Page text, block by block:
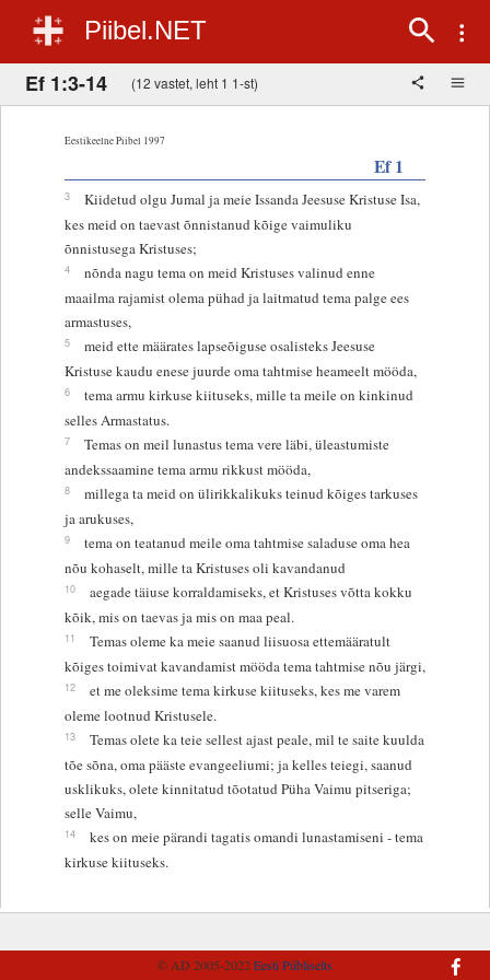
Piibel.NET
Ef 1:3-14 (12 vastet, leht 1 1-st)
Eestikeelne Piibel 1997
Ef 1
3
Kiidetud olgu Jumal ja meie Issanda Jeesuse Kristuse Isa,
kes meid on taevast õnnistanud kõige vaimuliku
õnnistusega Kristuses;
4
nõnda nagu tema on meid Kristuses valinud enne
maailma rajamist olema pühad ja laitmatud tema palge ees
armastuses,
5
meid ette määrates lapseõiguse osalisteks Jeesuse
Kristuse kaudu enese juurde oma tahtmise heameelt mööda,
6
tema armu kirkuse kiituseks, mille ta meile on kinkinud
selles Armastatus.
7
Temas on meil lunastus tema vere läbi, üleastumiste
andekssaamine tema armu rikkust mööda,
8
millega ta meid on ülirikkalikuks teinud kõiges tarkuses
ja arukuses,
9
tema on teatanud meile oma tahtmise saladuse oma hea
nõu kohaselt, mille ta Kristuses oli kavandanud
10
aegade täiuse korraldamiseks, et Kristuses võtta kokku
kõik, mis on taevas ja mis on maa peal.
11
Temas oleme ka meie saanud liisuosa ettemääratult
kõiges toimivat kavandamist mööda tema tahtmise nõu järgi,
12
et me oleksime tema kirkuse kiituseks, kes me varem
oleme lootnud Kristusele.
13
Temas olete ka teie sellest ajast peale, mil te saite kuulda
tõe sõna, oma pääste evangeeliumi; ja kelles teiegi, saanud
usklikuks, olete kinnitatud tõotatud Püha Vaimu pitseriga;
selle Vaimu,
14
kes on meie pärandi tagatis omandi lunastamiseni - tema
kirkuse kiituseks.
© AD 2005-2022Eesti Piibliselts